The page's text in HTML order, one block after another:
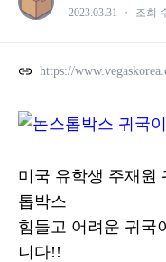
2023.03.31 ・ 조회
https://
미국 유학생 주재원
톱박스
힘들고 어려운 귀국
니다!!